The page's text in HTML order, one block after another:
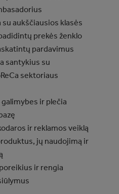
aukščiausios klasės
prekės ženklo
pardavimus
santykius su
sektoriaus
ir plečia
ir reklamos veiklą
jų naudojimą ir
ir rengia